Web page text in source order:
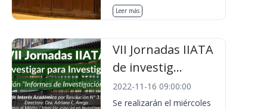
Leer más
VII Jornadas IIATA
de investig...
2022-11-16 09:00:00
Se realizarán el miércoles